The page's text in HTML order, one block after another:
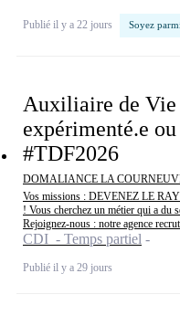
Publié il y a 22 jours Soyez
Auxiliaire de
expérimenté.e
#TDF2026
DOMALIANCE LA
Vos missions : DEVENEZ LE
! Vous cherchez un métier qui a du
Rejoignez-nous : notre agence
CDI - Temps partiel
Publié il y a 29 jours